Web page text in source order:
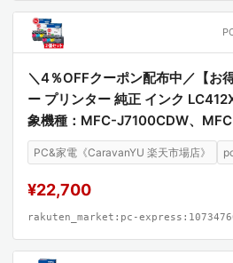
＼4％OFFクーポン配布中／【お
ー プリンター 純正 インク
象機種：MFC-J7100CDW、
PC&家電《CaravanYU 楽天市場店》
¥22,700
rakuten_market:pc-